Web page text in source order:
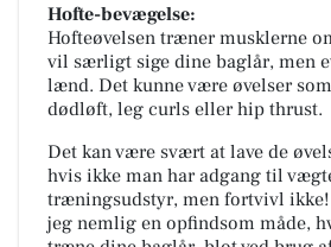
Hofte-bevægelse:
Hofteøvelsen træner musklerne
vil særligt sige dine baglår, men
lænd. Det kunne være øvelser
dødløft, leg curls eller hip thrust.
Det kan være svært at lave de
hvis ikke man har adgang til
træningsudstyr, men fortvivl
jeg nemlig en opfindsom måde,